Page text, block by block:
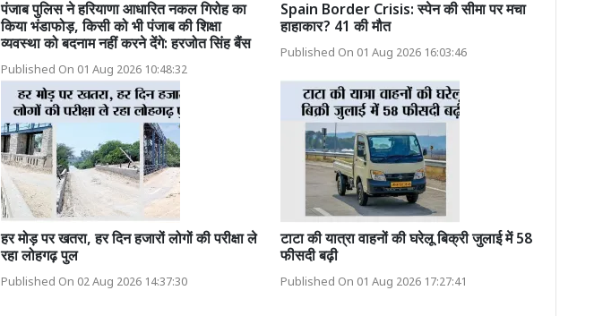
पंजाब पुलिस ने हरियाणा आधारित नकल गिरोह का
किया भंडाफोड़, किसी को भी पंजाब की शिक्षा
व्यवस्था को बदनाम नहीं करने देंगे: हरजोत सिंह बैंस
Published On 01 Aug 2026 10:48:32
Spain Border Crisis: स्पेन की सीमा पर मचा
हाहाकार? 41 की मौत
Published On 01 Aug 2026 16:03:46
हर मोड़ पर खतरा, हर दिन हजारों लोगों की परीक्षा ले
रहा लोहगढ़ पुल
Published On 02 Aug 2026 14:37:30
टाटा की यात्रा वाहनों की घरेलू बिक्री जुलाई में 58
फीसदी बढ़ी
Published On 01 Aug 2026 17:27:41